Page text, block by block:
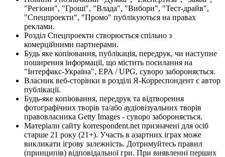
"Регіони", "Гроші", "Влада", "Вибори", "Тест-драйв",
"Спецпроекти", "Промо" публікуються на правах
реклами.
Розділ Спецпроекти створюється спільно з
комерційними партнерами.
Будь яке копіювання, публікація, передрук, чи наступне
поширення інформації, що містить посилання на
"Інтерфакс-Україна", EPA / UPG, суворо забороняється.
Власник веб-сторінки в розділі Я-Корреспондент є автор
публікації.
Будь-яке копіювання, передрук та відтворення
фотографічних творів та/або аудіовізуальних творів
правовласника Getty Images - суворо забороняється.
Матеріали сайту korrespondent.net призначені для осіб
старше 21 року (21+). Участь в азартних іграх може
викликати ігрову залежність. Дотримуйтесь правил
(принципів) відповідальної гри. При виявленні перших